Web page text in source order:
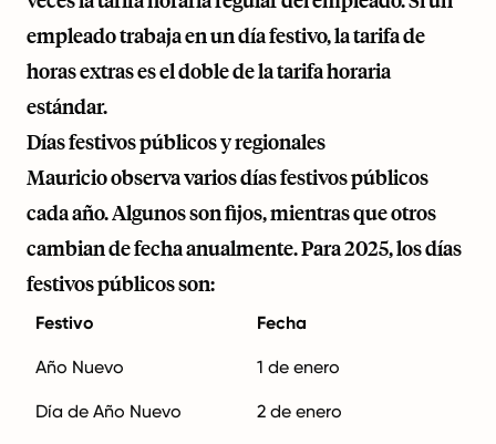
empleado trabaja en un día festivo, la tarifa de
horas extras es el doble de la tarifa horaria
estándar.
Días festivos públicos y regionales
Mauricio observa varios días festivos públicos
cada año. Algunos son fijos, mientras que otros
cambian de fecha anualmente. Para 2025, los días
festivos públicos son:
Festivo Fecha
Año Nuevo 1 de enero
Día de Año Nuevo 2 de enero